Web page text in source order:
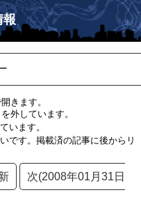
報
きます。
外しています。
います。
です。掲載済の記事に後からリ
次(2008年01月31日